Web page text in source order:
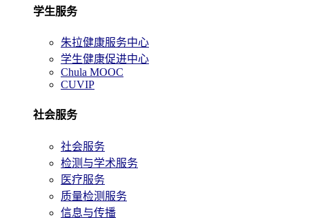
学生服务
朱拉健康服务中心
学生健康促进中心
Chula MOOC
CUVIP
社会服务
社会服务
检测与学术服务
医疗服务
质量检测服务
信息与传播